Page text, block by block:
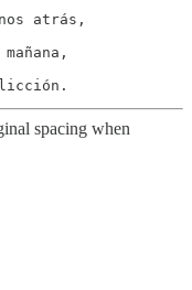
atrás,
spacing when